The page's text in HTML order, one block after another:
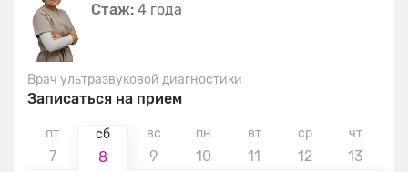
Стаж: 4 года
Врач ультразвуковой диагностики
Записаться на прием
пт
7
сб
8
вс
9
пн
10
вт
11
ср
12
чт
13